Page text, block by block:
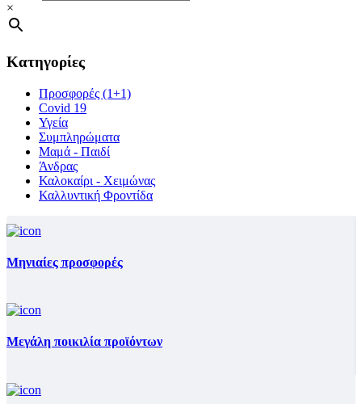
×
Κατηγορίες
Προσφορές (1+1)
Covid 19
Υγεία
Συμπληρώματα
Μαμά - Παιδί
Άνδρας
Καλοκαίρι - Χειμώνας
Καλλυντική Φροντίδα
Μηνιαίες προσφορές
Μεγάλη ποικιλία προϊόντων